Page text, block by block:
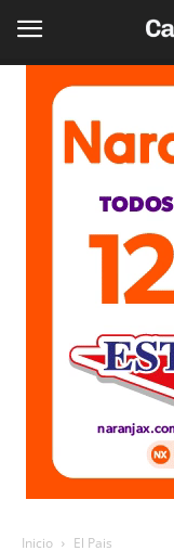
Inicio El Pais